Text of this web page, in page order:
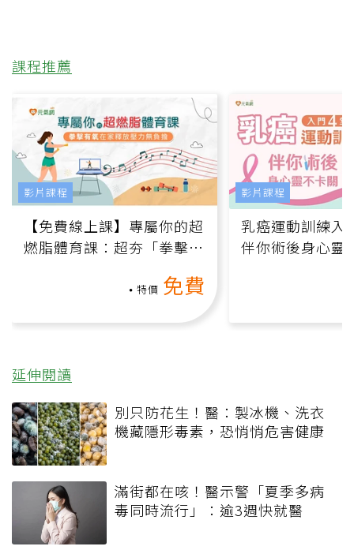
課程推薦
【免費線上課】專屬你的超
燃脂體育課：超夯「拳擊有
特價 免費
影片課程
乳癌運動訓練入
伴你術後身心靈
影片課程
延伸閱讀
別只防花生！醫：製冰機、洗衣
機藏隱形毒素，恐悄悄危害健康
滿街都在咳！醫示警「夏季多病
毒同時流行」：逾3週快就醫